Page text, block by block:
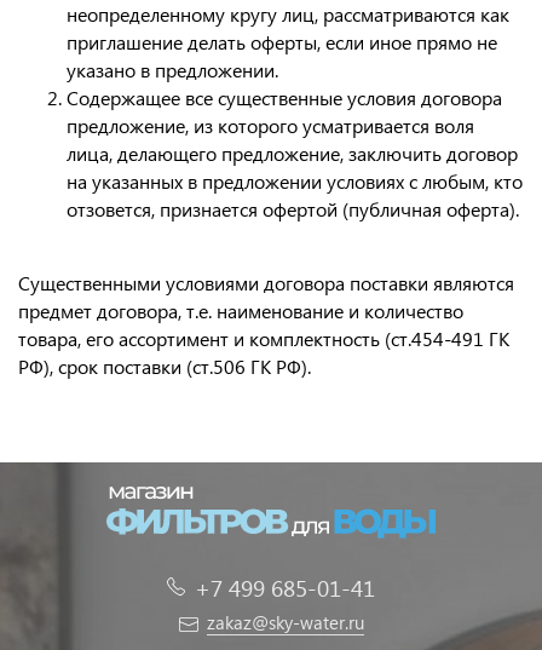
неопределенному кругу лиц, рассматриваются как
приглашение делать оферты, если иное прямо не
указано в предложении.
Содержащее все существенные условия договора
предложение, из которого усматривается воля
лица, делающего предложение, заключить договор
на указанных в предложении условиях с любым, кто
отзовется, признается офертой (публичная оферта).
Существенными условиями договора поставки являются
предмет договора, т.е. наименование и количество
товара, его ассортимент и комплектность (ст.454-491 ГК
РФ), срок поставки (ст.506 ГК РФ).
+7 499 685-01-41
zakaz@sky-water.ru